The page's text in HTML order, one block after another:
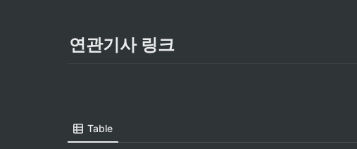
연관기사 링크
Table